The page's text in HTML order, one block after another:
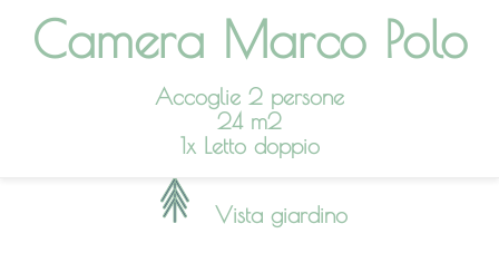
Camera Marco Polo
Accoglie 2 persone
24 m2
1x Letto doppio
Vista giardino